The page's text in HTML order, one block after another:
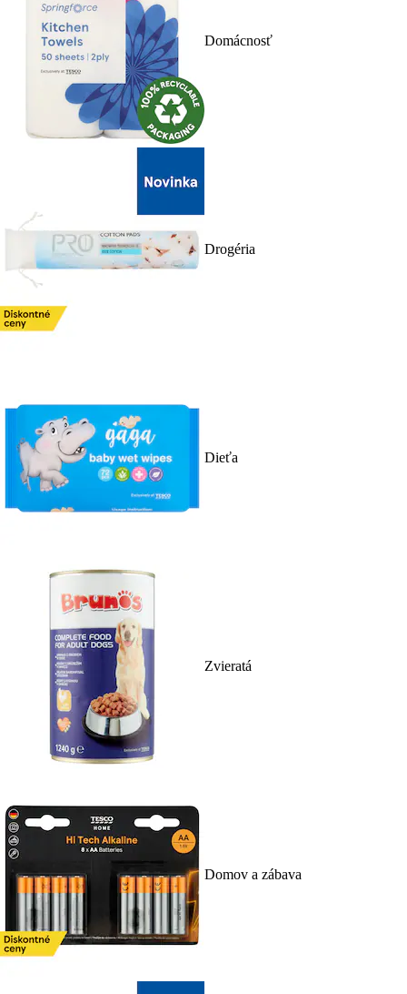
Domácnosť
Drogéria
Dieťa
Zvieratá
Domov a zábava